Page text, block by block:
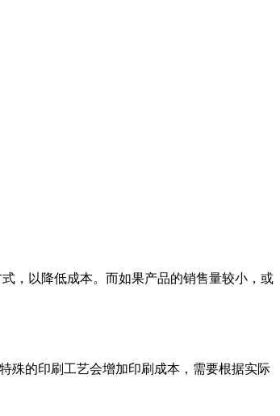
，以降低成本。而如果产品的销售量较小，或
殊的印刷工艺会增加印刷成本，需要根据实际